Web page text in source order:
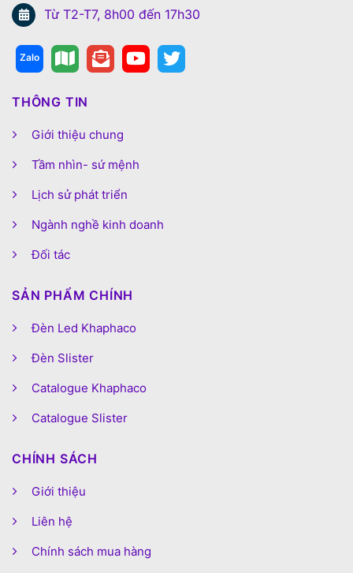
Từ T2-T7, 8h00 đến 17h30
THÔNG TIN
Giới thiệu chung
Tầm nhìn- sứ mệnh
Lịch sử phát triển
Ngành nghề kinh doanh
Đối tác
SẢN PHẨM CHÍNH
Đèn Led Khaphaco
Đèn Slister
Catalogue Khaphaco
Catalogue Slister
CHÍNH SÁCH
Giới thiệu
Liên hệ
Chính sách mua hàng